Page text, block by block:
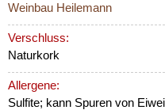
Weinbau Heilemann
Verschluss:
Naturkork
Allergene:
Sulfite; kann Spuren von